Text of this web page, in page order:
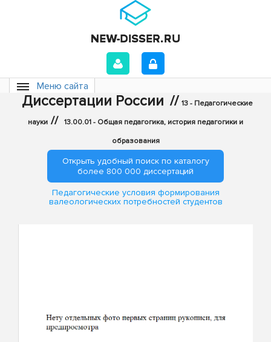
Меню сайта
Диссертации России // 13 - Педагогические
науки // 13.00.01 - Общая педагогика, история педагогики и
образования
Открыть удобный поиск по каталогу
более 800 000 диссертаций
Педагогические условия формирования
валеологических потребностей студентов